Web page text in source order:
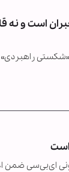
است و نه
«شکستی
است
ای‌بی‌سی ضمن